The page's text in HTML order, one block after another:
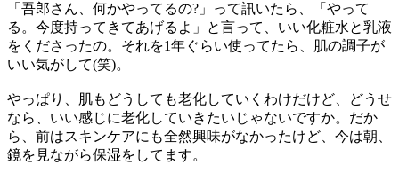
「吾郎さん、何かやってるの?」って訊いたら、「やって
る。今度持ってきてあげるよ」と言って、いい化粧水と乳液
をくださったの。それを1年ぐらい使ってたら、肌の調子が
いい気がして(笑)。
やっぱり、肌もどうしても老化していくわけだけど、どうせ
なら、いい感じに老化していきたいじゃないですか。だか
ら、前はスキンケアにも全然興味がなかったけど、今は朝、
鏡を見ながら保湿をしてます。